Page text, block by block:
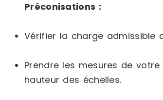
Préconisations :
Vérifier la charge admissible
Prendre les mesures de
hauteur des échelles.